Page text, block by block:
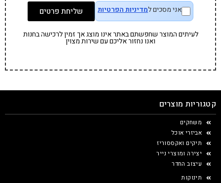
אני מסכים למדיניות הפרטיות שליחת פרטים
לעיתים המוצר שחפשתם באתר אינו מוצג אך זמין לרכישה בחנות
ואנו נחזור אליכם עם שירות מצוין
קטגוריות מוצרים
משחקים
אביזרי אוכל
תיקים ואקססוריז
יצירה ומוצרי נייר
עיצוב החדר
תינוקות